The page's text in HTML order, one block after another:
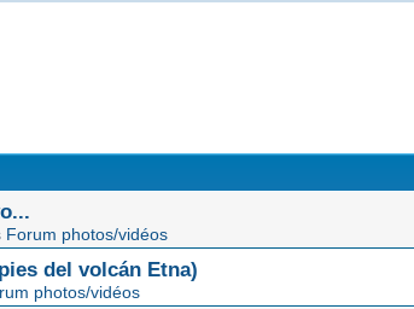
Forum photos/vidéos
del volcán Etna)
photos/vidéos